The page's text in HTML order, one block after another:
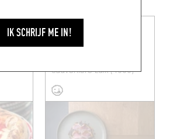
IK SCHRIJF ME IN!
STIJL VAN DE CHEF
¡TOMA!
SauvenièreLuik (4000)